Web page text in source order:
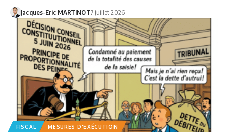
Jacques-Eric MARTINOT7 juillet 2026
FISCAL
MESURES D'EXÉCUTION